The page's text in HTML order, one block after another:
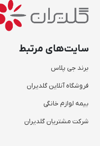
سایت‌های مرتبط
برند جی پلاس
فروشگاه آنلاین گلدیران
بیمه لوازم خانگی
شرکت مشتریان گلدیران